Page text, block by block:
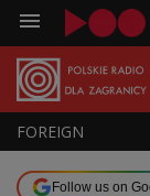
FOREIGN
Follow us on